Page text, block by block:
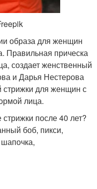
образа для женщин
Правильная прическа
создает женственный
и Дарья Нестерова
стрижки для женщин с
лица.
после 40 лет?
боб, пикси,